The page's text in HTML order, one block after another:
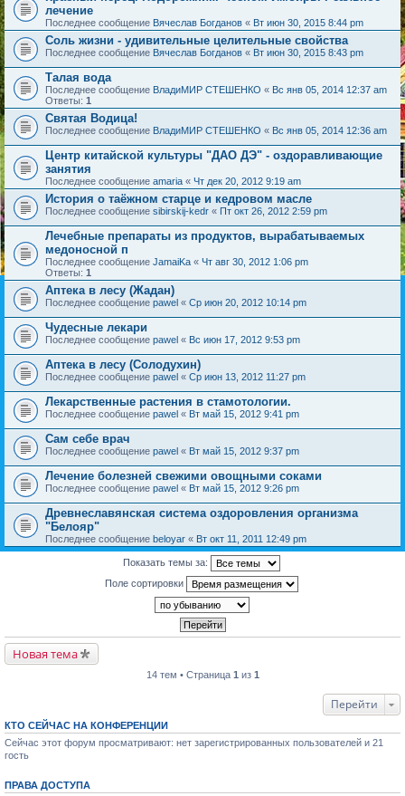
лечение
Последнее сообщение Вячеслав Богданов « Вт июн 30, 2015 8:44 pm
Соль жизни - удивительные целительные свойства
Последнее сообщение Вячеслав Богданов « Вт июн 30, 2015 8:43 pm
Талая вода
Последнее сообщение ВладиМИР СТЕШЕНКО « Вс янв 05, 2014 12:37 am
Ответы: 1
Святая Водица!
Последнее сообщение ВладиМИР СТЕШЕНКО « Вс янв 05, 2014 12:36 am
Центр китайской культуры "ДАО ДЭ" - оздоравливающие
занятия
Последнее сообщение amaria « Чт дек 20, 2012 9:19 am
История о таёжном старце и кедровом масле
Последнее сообщение sibirskij-kedr « Пт окт 26, 2012 2:59 pm
Лечебные препараты из продуктов, вырабатываемых
медоносной п
Последнее сообщение JamaiKa « Чт авг 30, 2012 1:06 pm
Ответы: 1
Аптека в лесу (Жадан)
Последнее сообщение pawel « Ср июн 20, 2012 10:14 pm
Чудесные лекари
Последнее сообщение pawel « Вс июн 17, 2012 9:53 pm
Аптека в лесу (Солодухин)
Последнее сообщение pawel « Ср июн 13, 2012 11:27 pm
Лекарственные растения в стамотологии.
Последнее сообщение pawel « Вт май 15, 2012 9:41 pm
Сам себе врач
Последнее сообщение pawel « Вт май 15, 2012 9:37 pm
Лечение болезней свежими овощными соками
Последнее сообщение pawel « Вт май 15, 2012 9:26 pm
Древнеславянская система оздоровления организма
"Белояр"
Последнее сообщение beloyar « Вт окт 11, 2011 12:49 pm
Показать темы за:
Поле сортировки
Новая тема
14 тем • Страница 1 из 1
Перейти
КТО СЕЙЧАС НА КОНФЕРЕНЦИИ
Сейчас этот форум просматривают: нет зарегистрированных пользователей и 21
гость
ПРАВА ДОСТУПА